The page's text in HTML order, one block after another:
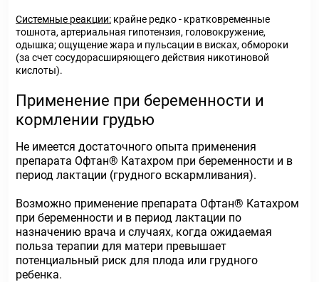
Системные реакции: крайне редко - кратковременные
тошнота, артериальная гипотензия, головокружение,
одышка; ощущение жара и пульсации в висках, обмороки
(за счет сосудорасширяющего действия никотиновой
кислоты).
Применение при беременности и
кормлении грудью
Не имеется достаточного опыта применения
препарата Офтан® Катахром при беременности и в
период лактации (грудного вскармливания).
Возможно применение препарата Офтан® Катахром
при беременности и в период лактации по
назначению врача и случаях, когда ожидаемая
польза терапии для матери превышает
потенциальный риск для плода или грудного
ребенка.